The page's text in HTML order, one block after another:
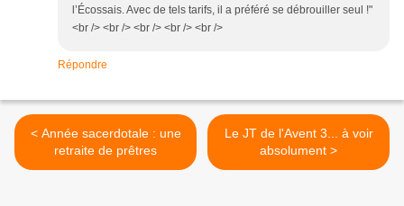
l’Écossais. Avec de tels tarifs, il a préféré se débrouiller seul !"
<br /> <br /> <br /> <br /> <br />
Répondre
< Année sacerdotale : une
retraite de prêtres
Le JT de l'Avent 3... à voir
absolument >